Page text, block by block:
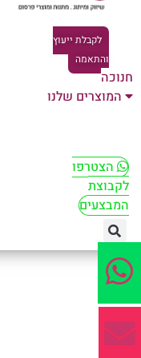
לקבלת ייעוץ
והתאמה
המוצרים שלנו
הצטרפו